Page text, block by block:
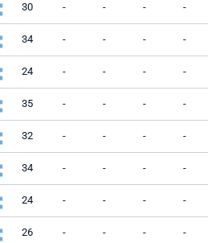
30 - - - -
34 - - - -
24 - - - -
35 - - - -
32 - - - -
34 - - - -
24 - - - -
26 - - - -